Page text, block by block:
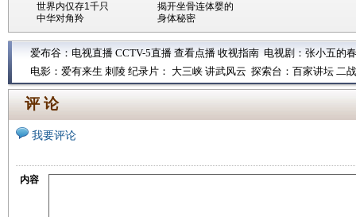
世界内仅存1千只
中华对角羚
揭开坐骨连体婴的
身体秘密
爱布谷： 电视直播 CCTV-5直播 查看点播 收视指南 电视剧： 张小五的
电影： 爱有来生 刺陵 纪录片： 大三峡 讲武风云 探索台： 百家讲坛 二
评 论
我要评论
内容